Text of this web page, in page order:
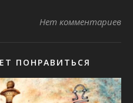
Нет комментариев
ПОНРАВИТЬСЯ